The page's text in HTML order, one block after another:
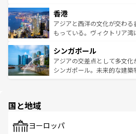
とつ。フォーやバインミー、
ひ現地で味わいたい。どの
が旅行者を迎えてくれるの
参照してほしい。
の活気が交差している。北部
帯で自然と触れ合い、南部
いビーチでリゾート気分を
激する。気候は一年中温暖で
が待っている。親しみやす
た文化、そして多様な観光
香港
アジアと西洋の文化が交わ
もっている。ヴィクトリア
み、どこを訪れても感動する
ており、効率よく見どころ
うな絶景から文化的な体験
シンガポール
アジアの交差点として多文
シンガポール。未来的な建
で、ホーカーズは地元の風情
国と地域
ヨーロッパ